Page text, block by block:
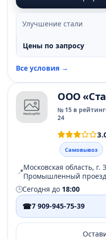
Улучшение стали
Цены по запросу
Все условия →
ООО
№ 15 в
24
Самовывоз
📍Московская область, г.
Промышленный
🕒Сегодня до 18:00
☎7 909-945-75-39